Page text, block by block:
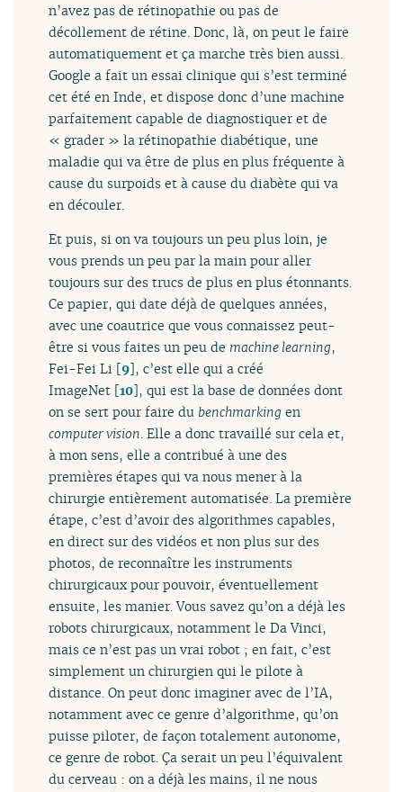
n’avez pas de rétinopathie ou pas de
décollement de rétine. Donc, là, on peut le faire
automatiquement et ça marche très bien aussi.
Google a fait un essai clinique qui s’est terminé
cet été en Inde, et dispose donc d’une machine
parfaitement capable de diagnostiquer et de
« grader » la rétinopathie diabétique, une
maladie qui va être de plus en plus fréquente à
cause du surpoids et à cause du diabète qui va
en découler.
Et puis, si on va toujours un peu plus loin, je
vous prends un peu par la main pour aller
toujours sur des trucs de plus en plus étonnants.
Ce papier, qui date déjà de quelques années,
avec une coautrice que vous connaissez peut-
être si vous faites un peu de machine learning,
Fei-Fei Li [9], c’est elle qui a créé
ImageNet [10], qui est la base de données dont
on se sert pour faire du benchmarking en
computer vision. Elle a donc travaillé sur cela et,
à mon sens, elle a contribué à une des
premières étapes qui va nous mener à la
chirurgie entièrement automatisée. La première
étape, c’est d’avoir des algorithmes capables,
en direct sur des vidéos et non plus sur des
photos, de reconnaître les instruments
chirurgicaux pour pouvoir, éventuellement
ensuite, les manier. Vous savez qu’on a déjà les
robots chirurgicaux, notamment le Da Vinci,
mais ce n’est pas un vrai robot ; en fait, c’est
simplement un chirurgien qui le pilote à
distance. On peut donc imaginer avec de l’IA,
notamment avec ce genre d’algorithme, qu’on
puisse piloter, de façon totalement autonome,
ce genre de robot. Ça serait un peu l’équivalent
du cerveau : on a déjà les mains, il ne nous